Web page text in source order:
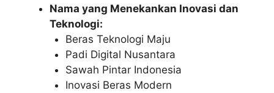
Nama yang Menekankan Inovasi dan
Teknologi:
Beras Teknologi Maju
Padi Digital Nusantara
Sawah Pintar Indonesia
Inovasi Beras Modern